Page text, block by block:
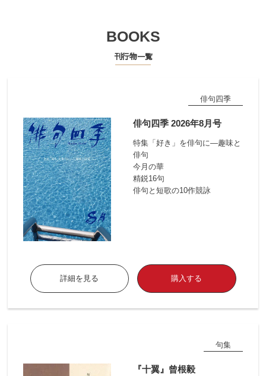
BOOKS
刊行物一覧
俳句四季
俳句四季 2026年8月号
特集「好き」を俳句に―趣味と
俳句
今月の華
精鋭16句
俳句と短歌の10作競詠
詳細を見る 購入する
句集
『十翼』曾根毅